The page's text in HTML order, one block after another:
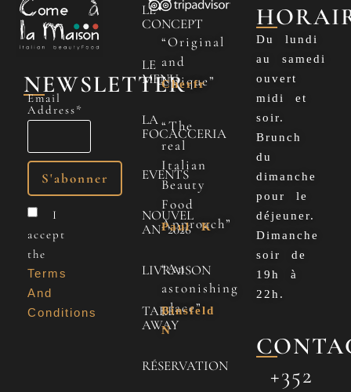
NEWSLETTER
Email
Address*
I
accept
the
Terms
And
Conditions
LE
CONCEPT
LE
MENU
LA
FOCACCERIA
EVENTS
NOUVEL
AN 2026
LIVRAISON
TAKE
AWAY
RÉSERVATION
“Original
and
Unique”
Cherfr
“The
real
Italian
Beauty
Food
Approach”
Paul K
“An
astonishing
place”
Binsfeld
N
Du lundi
au samedi
ouvert
midi et
soir.
Brunch
du
dimanche
pour le
déjeuner.
Dimanche
soir de
19h à
22h.
+352